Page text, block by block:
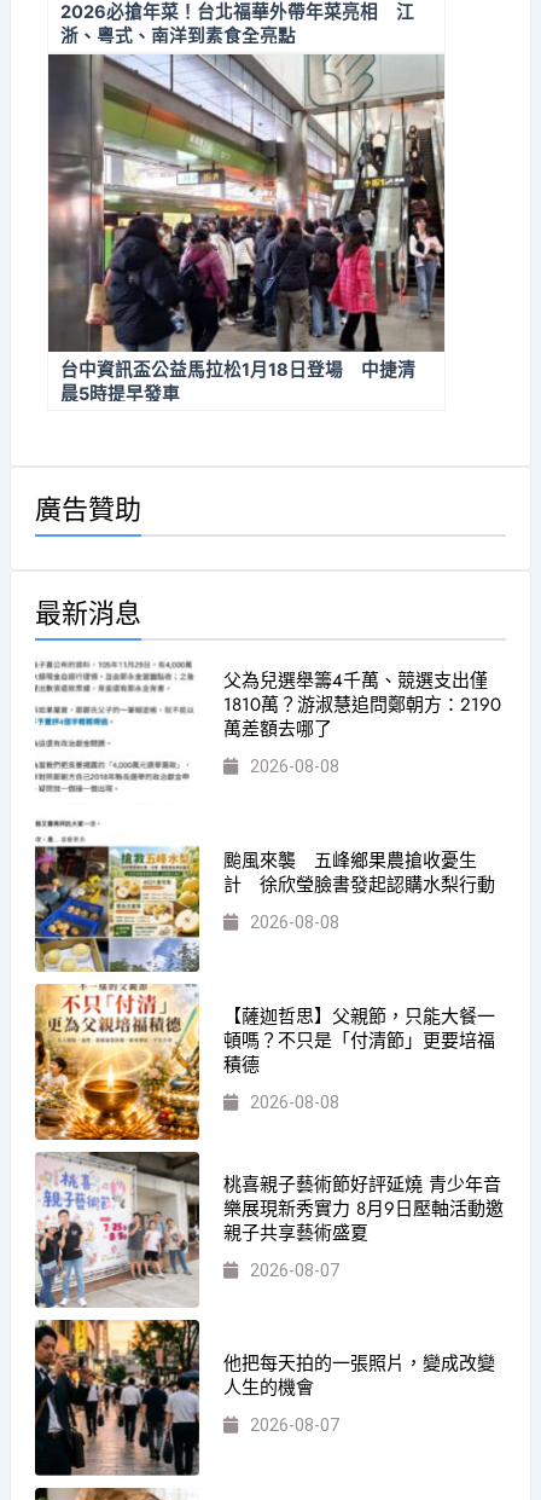
2026必搶年菜！台北福華外帶年菜亮相 江
浙、粵式、南洋到素食全亮點
台中資訊盃公益馬拉松1月18日登場 中捷清
晨5時提早發車
廣告贊助
最新消息
父為兒選舉籌4千萬、競選支出僅
1810萬？游淑慧追問鄭朝方：2190
萬差額去哪了
2026-08-08
颱風來襲 五峰鄉果農搶收憂生
計 徐欣瑩臉書發起認購水梨行動
2026-08-08
【薩迦哲思】父親節，只能大餐一
頓嗎？不只是「付清節」更要培福
積德
2026-08-08
桃喜親子藝術節好評延燒 青少年音
樂展現新秀實力 8月9日壓軸活動邀
親子共享藝術盛夏
2026-08-07
他把每天拍的一張照片，變成改變
人生的機會
2026-08-07